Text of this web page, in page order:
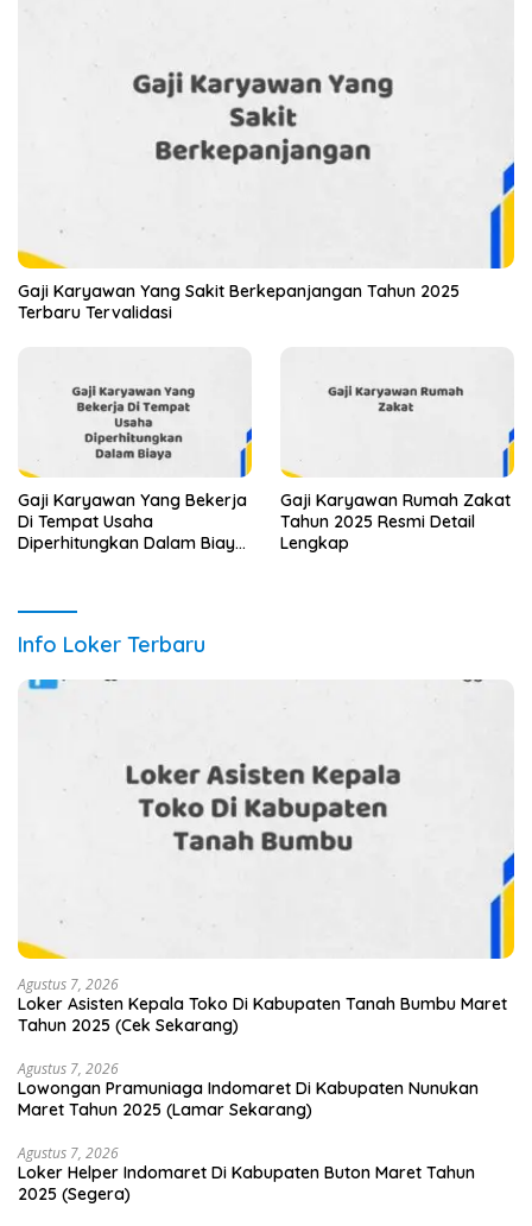
Gaji Karyawan Yang Sakit Berkepanjangan Tahun 2025
Terbaru Tervalidasi
Gaji Karyawan Yang Bekerja
Di Tempat Usaha
Diperhitungkan Dalam Biaya
Gaji Karyawan Rumah Zakat
Tahun 2025 Resmi Detail
Lengkap
Info Loker Terbaru
Agustus 7, 2026
Loker Asisten Kepala Toko Di Kabupaten Tanah Bumbu Maret
Tahun 2025 (Cek Sekarang)
Agustus 7, 2026
Lowongan Pramuniaga Indomaret Di Kabupaten Nunukan
Maret Tahun 2025 (Lamar Sekarang)
Agustus 7, 2026
Loker Helper Indomaret Di Kabupaten Buton Maret Tahun
2025 (Segera)